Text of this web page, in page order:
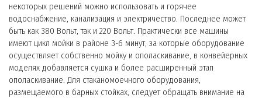
некоторых решений можно использовать и горячее
водоснабжение, канализация и электричество. Последнее может
быть как 380 Вольт, так и 220 Вольт. Практически все машины
имеют цикл мойки в районе 3-6 минут, за которые оборудование
осуществляет собственно мойку и ополаскивание, в конвейерных
моделях добавляется сушка и более расширенный этап
ополаскивание. Для стаканомоечного оборудования,
размещаемого в барных стойках, следует обращать внимание на